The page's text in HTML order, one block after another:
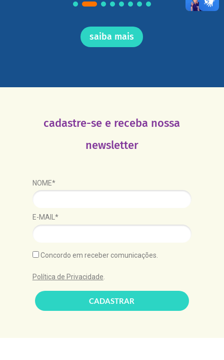
saiba mais
cadastre-se e receba nossa
newsletter
NOME*
E-MAIL*
Concordo em receber comunicações.
Política de Privacidade
CADASTRAR